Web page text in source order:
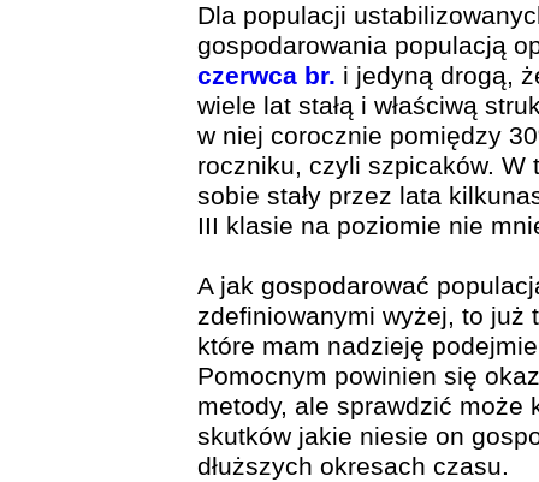
Dla populacji
gospodarowania populacją
czerwca br. i jedyną drogą,
wiele lat stałą i właściwą
w niej corocznie pomiędzy
roczniku, czyli szpicaków. W
sobie stały przez lata
III klasie na poziomie nie
A jak gospodarować
zdefiniowanymi wyżej, to już
które mam nadzieję
Pomocnym powinien się
metody, ale sprawdzić może
skutków jakie niesie on
dłuższych okresach czasu.